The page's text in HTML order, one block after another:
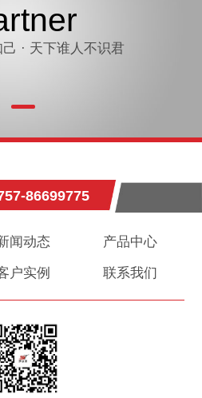
· 天下谁人不识君
86699775
闻动态 产品中心
户实例 联系我们